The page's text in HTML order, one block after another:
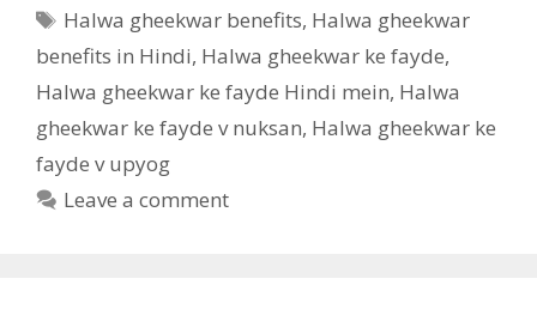
Tags
Halwa gheekwar benefits, Halwa gheekwar
benefits in Hindi, Halwa gheekwar ke fayde,
Halwa gheekwar ke fayde Hindi mein, Halwa
gheekwar ke fayde v nuksan, Halwa gheekwar ke
fayde v upyog
Leave a comment